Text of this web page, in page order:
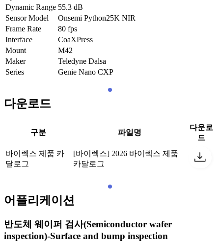
Dynamic Range 55.3 dB
Sensor Model
Onsemi Python25K NIR
Frame Rate
80 fps
Interface
CoaXPress
Mount
M42
Maker
Teledyne Dalsa
Series
Genie Nano CXP
다운로드
구분 파일명
다운로
드
바이렉스 제품 카
달로그
[바이렉스] 2026 바이렉스 제품
카달로그
어플리케이션
반도체 웨이퍼 검사(Semiconductor wafer
inspection)-Surface and bump inspection